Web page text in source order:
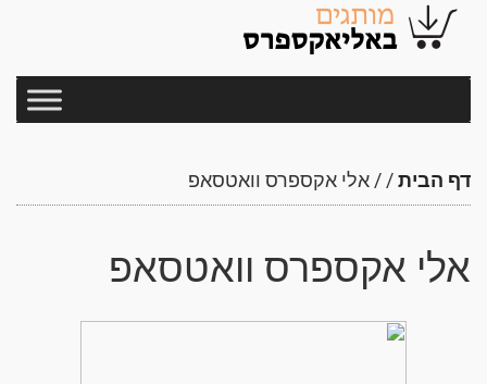
דף הבית/
/ אלי אקספרס וואטסאפ
אלי אקספרס וואטסאפ